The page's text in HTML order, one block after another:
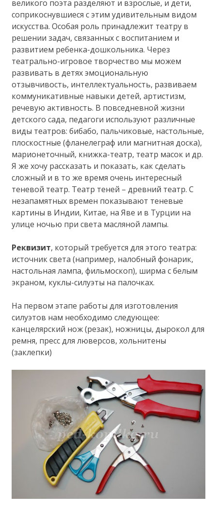
великого поэта разделяют и взрослые, и дети,
соприкоснувшиеся с этим удивительным видом
искусства. Особая роль принадлежит театру в
решении задач, связанных с воспитанием и
развитием ребенка-дошкольника. Через
театрально-игровое творчество мы можем
развивать в детях эмоциональную
отзывчивость, интеллектуальность, развиваем
коммуникативные навыки детей, артистизм,
речевую активность. В повседневной жизни
детского сада, педагоги используют различные
виды театров: бибабо, пальчиковые, настольные,
плоскостные (фланелеграф или магнитная доска),
марионеточный, книжка-театр, театр масок и др.
Я же хочу рассказать и показать, как сделать
сложный и в то же время очень интересный
теневой театр. Театр теней – древний театр. С
незапамятных времен показывают теневые
картины в Индии, Китае, на Яве и в Турции на
улице ночью при света масляной лампы.
Реквизит, который требуется для этого театра:
источник света (например, налобный фонарик,
настольная лампа, фильмоскоп), ширма с белым
экраном, куклы-силуэты на палочках.
На первом этапе работы для изготовления
силуэтов нам необходимо следующее:
канцелярский нож (резак), ножницы, дырокол для
ремня, пресс для люверсов, хольнитены
(заклепки)